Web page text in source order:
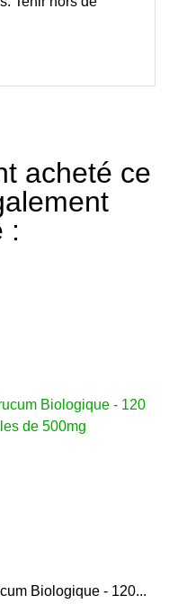
acheté ce
:
Biologique - 120...